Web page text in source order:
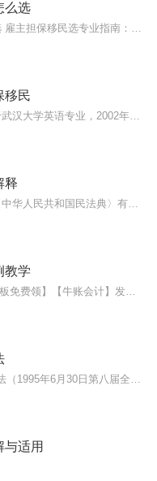
么选
移民
释
教学
与适用